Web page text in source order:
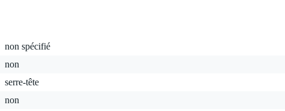
non spécifié
non
serre-tête
non